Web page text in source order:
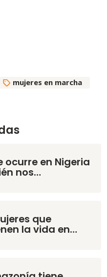
mujeres en marcha
ocurre en Nigeria
nos…
que
la vida en…